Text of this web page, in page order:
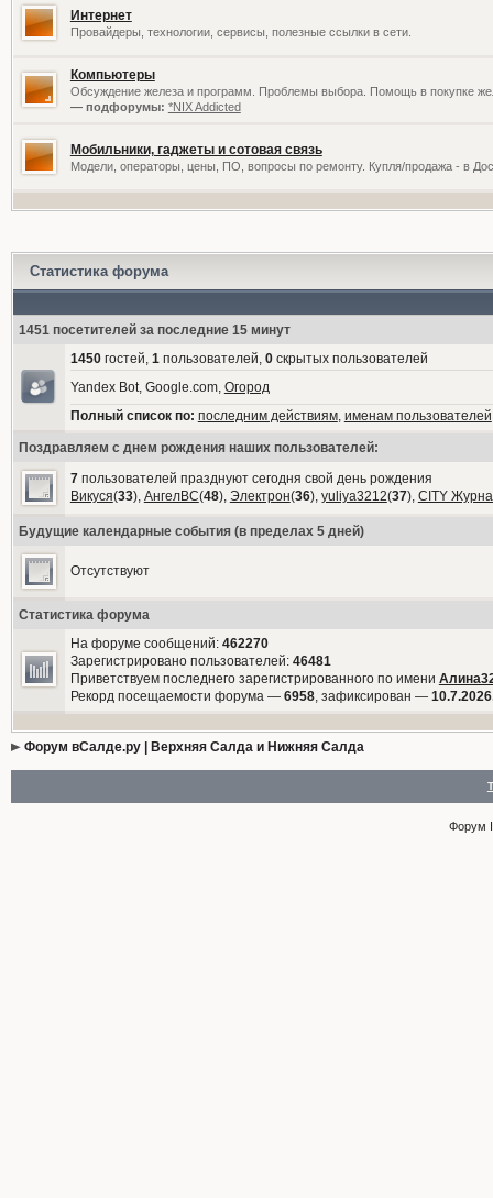
Интернет
Провайдеры, технологии, сервисы, полезные ссылки в сети.
Компьютеры
Обсуждение железа и программ. Проблемы выбора. Помощь в покупке
— подфорумы: *NIX Addicted
Мобильники, гаджеты и сотовая связь
Модели, операторы, цены, ПО, вопросы по ремонту. Купля/продажа - в
Статистика форума
1451 посетителей за последние 15 минут
1450гостей, 1пользователей, 0скрытых пользователей
Yandex Bot, Google.com, Огород
Полный список по: последним действиям, именам пользователей
Поздравляем с днем рождения наших пользователей:
7пользователей празднуют сегодня свой день рождения
Викуся(33), АнгелВС(48), Электрон(36), yuliya3212(37), CITY
Будущие календарные события (в пределах 5 дней)
Отсутствуют
Статистика форума
На форуме сообщений: 462270
Зарегистрировано пользователей: 46481
Приветствуем последнего зарегистрированного по имени
Рекорд посещаемости форума — 6958, зафиксирован —
Форум вСалде.ру | Верхняя Салда и Нижняя Салда
Форум